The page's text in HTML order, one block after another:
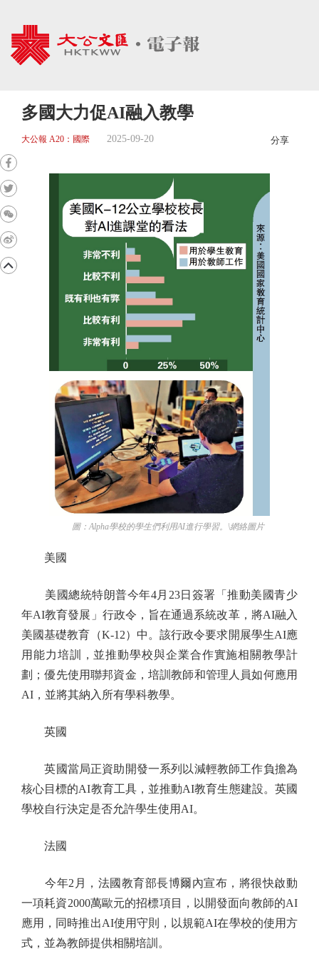
多國大力促AI融入教學
大公報 A20：國際 2025-09-20 分享
圖：Alpha學校的學生們利用AI進行學習。\網絡圖片
美國
美國總統特朗普今年4月23日簽署「推動美國青少
年AI教育發展」行政令，旨在通過系統改革，將AI融入
美國基礎教育（K-12）中。該行政令要求開展學生AI應
用能力培訓，並推動學校與企業合作實施相關教學計
劃；優先使用聯邦資金，培訓教師和管理人員如何應用
AI，並將其納入所有學科教學。
英國
英國當局正資助開發一系列以減輕教師工作負擔為
核心目標的AI教育工具，並推動AI教育生態建設。英國
學校自行決定是否允許學生使用AI。
法國
今年2月，法國教育部長博爾內宣布，將很快啟動
一項耗資2000萬歐元的招標項目，以開發面向教師的AI
應用，同時推出AI使用守則，以規範AI在學校的使用方
式，並為教師提供相關培訓。